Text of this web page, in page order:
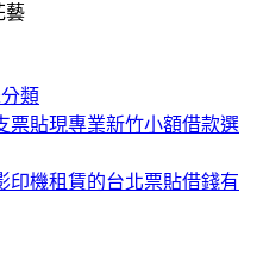
藝
類
票貼現專業新竹小額借款選
印機租賃的台北票貼借錢有